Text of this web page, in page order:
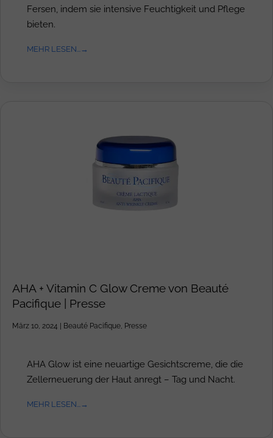
Fersen, indem sie intensive Feuchtigkeit und Pflege
bieten.
MEHR LESEN...
AHA + Vitamin C Glow Creme von Beauté
Pacifique | Presse
März 10, 2024 | Beauté Pacifique Presse
AHA Glow ist eine neuartige Gesichtscreme, die die
Zellerneuerung der Haut anregt – Tag und Nacht.
MEHR LESEN...